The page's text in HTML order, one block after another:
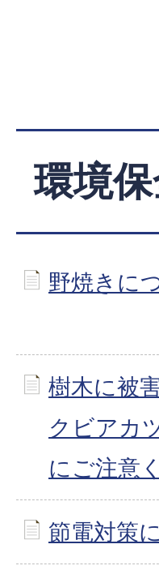
環境
野焼きに
樹木に被
クビアカ
にご注意
節電対策